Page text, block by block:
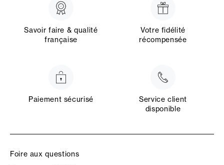
Savoir faire & qualité
française
Votre fidélité
récompensée
Paiement sécurisé
Service client
disponible
Foire aux questions